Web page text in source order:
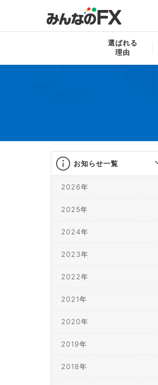
選ばれる
理由
お知らせ一覧
お知らせ一覧
2026年
2025年
2024年
2023年
2022年
2021年
2020年
2019年
2018年